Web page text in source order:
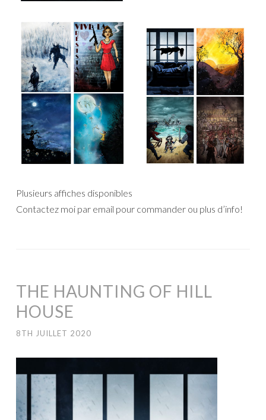
Plusieurs affiches disponibles
Contactez moi par email pour commander ou plus d’info!
THE HAUNTING OF HILL
HOUSE
8TH JUILLET 2020